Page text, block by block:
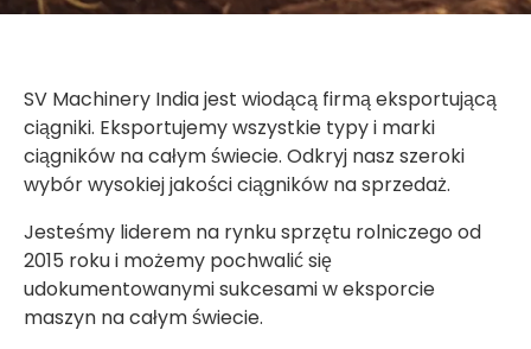
SV Machinery India jest wiodącą firmą eksportującą
ciągniki. Eksportujemy wszystkie typy i marki
ciągników na całym świecie. Odkryj nasz szeroki
wybór wysokiej jakości ciągników na sprzedaż.
Jesteśmy liderem na rynku sprzętu rolniczego od
2015 roku i możemy pochwalić się
udokumentowanymi sukcesami w eksporcie
maszyn na całym świecie.